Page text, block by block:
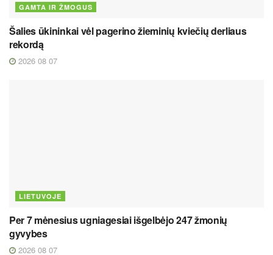
GAMTA IR ŽMOGUS
Šalies ūkininkai vėl pagerino žieminių kviečių derliaus
rekordą
2026 08 07
LIETUVOJE
Per 7 mėnesius ugniagesiai išgelbėjo 247 žmonių
gyvybes
2026 08 07